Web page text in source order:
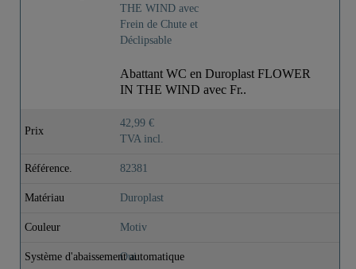
Abattant WC en Duroplast FLOWER
IN THE WIND avec Fr..
Prix
42,99 €
TVA incl.
Référence. 82381
Matériau Duroplast
Couleur Motiv
Système d'abaissement automatique
Oui